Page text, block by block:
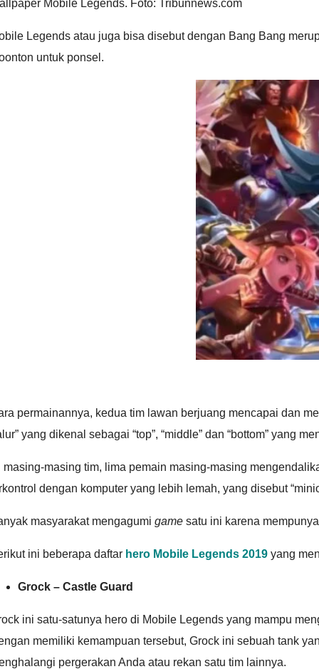
Mobile Legends. Foto: Tribunnews.com
Legends atau juga bisa disebut dengan Bang Bang
untuk ponsel.
permainannya, kedua tim lawan berjuang mencapai dan
yang dikenal sebagai “top”, “middle” dan “bottom” yang
masing-masing tim, lima pemain masing-masing
dengan komputer yang lebih lemah, yang disebut
masyarakat mengagumi game satu ini karena
ini beberapa daftar hero Mobile Legends 2019 yang
Grock – Castle Guard
ini satu-satunya hero di Mobile Legends yang mampu
memiliki kemampuan tersebut, Grock ini sebuah tank
pergerakan Anda atau rekan satu tim lainnya.